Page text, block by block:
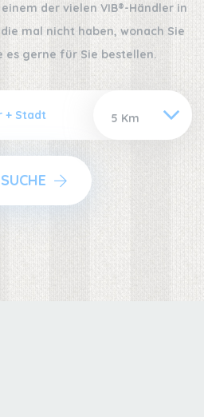
der vielen VIB®-Händler in
mal nicht haben, wonach Sie
es gerne für Sie bestellen.
SUCHE